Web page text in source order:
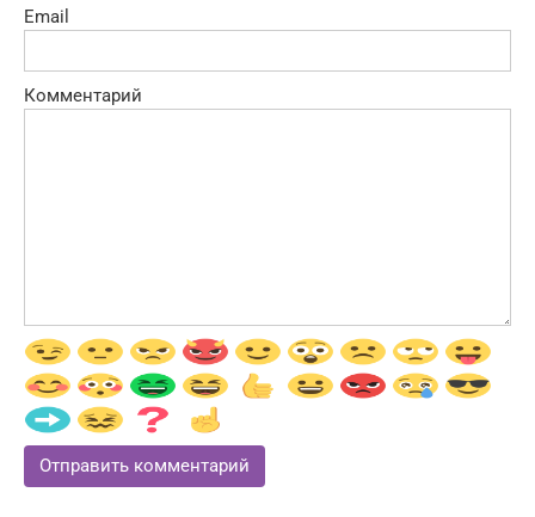
Email
Комментарий